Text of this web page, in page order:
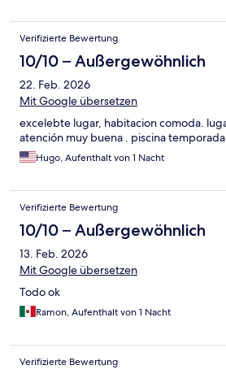
Verifizierte Bewertung
10/10 – Außergewöhnlich
22. Feb. 2026
Mit Google übersetzen
excelebte lugar, habitacion comoda.
atención muy buena . piscina
Hugo, Aufenthalt von 1 Nacht
Verifizierte Bewertung
10/10 – Außergewöhnlich
13. Feb. 2026
Mit Google übersetzen
Todo ok
Ramon, Aufenthalt von 1 Nacht
Verifizierte Bewertung